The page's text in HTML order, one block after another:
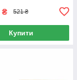
₴ 521 ₴
Купити